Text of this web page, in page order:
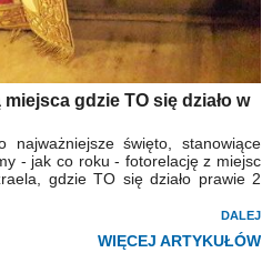
gdzie TO się działo w
najważniejsze święto, stanowiące
- jak co roku - fotorelację z miejsc
gdzie TO się działo prawie 2
DALEJ
WIĘCEJ ARTYKUŁÓW